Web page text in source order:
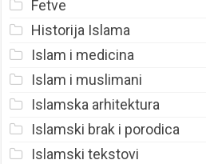
Fetve
Historija Islama
Islam i medicina
Islam i muslimani
Islamska arhitektura
Islamski brak i porodica
Islamski tekstovi